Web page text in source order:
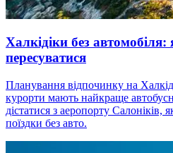
Халкідіки без автомобіля:
пересуватися
Планування відпочинку на
курорти мають найкраще
дістатися з аеропорту Салоніків,
поїздки без авто.